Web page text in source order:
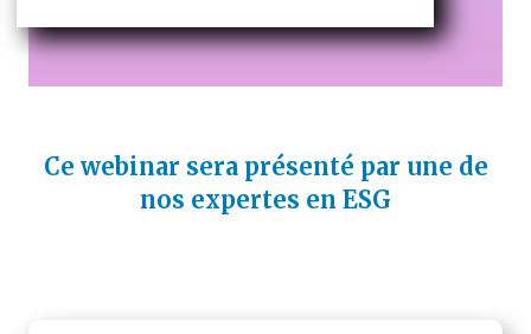
Ce webinar sera présenté par une de
nos expertes en ESG